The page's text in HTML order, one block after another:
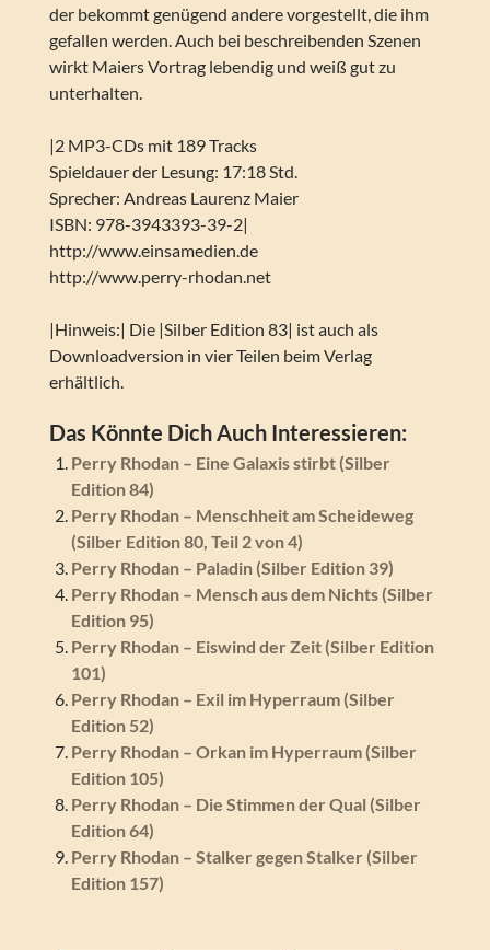
der bekommt genügend andere vorgestellt, die ihm
gefallen werden. Auch bei beschreibenden Szenen
wirkt Maiers Vortrag lebendig und weiß gut zu
unterhalten.
|2 MP3-CDs mit 189 Tracks
Spieldauer der Lesung: 17:18 Std.
Sprecher: Andreas Laurenz Maier
ISBN: 978-3943393-39-2|
http://www.einsamedien.de
http://www.perry-rhodan.net
|Hinweis:| Die |Silber Edition 83| ist auch als
Downloadversion in vier Teilen beim Verlag
erhältlich.
Das Könnte Dich Auch Interessieren:
Perry Rhodan – Eine Galaxis stirbt (Silber
Edition 84)
Perry Rhodan – Menschheit am Scheideweg
(Silber Edition 80, Teil 2 von 4)
Perry Rhodan – Paladin (Silber Edition 39)
Perry Rhodan – Mensch aus dem Nichts (Silber
Edition 95)
Perry Rhodan – Eiswind der Zeit (Silber Edition
101)
Perry Rhodan – Exil im Hyperraum (Silber
Edition 52)
Perry Rhodan – Orkan im Hyperraum (Silber
Edition 105)
Perry Rhodan – Die Stimmen der Qual (Silber
Edition 64)
Perry Rhodan – Stalker gegen Stalker (Silber
Edition 157)